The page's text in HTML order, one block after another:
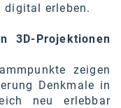
digital erleben.
3D-Projektionen
zeigen
Denkmale in
neu erlebbar